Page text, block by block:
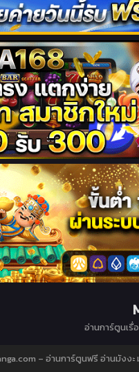
อ่านการ์ตูนเรื่
– อ่านการ์ตูนฟรี อ่านมังง